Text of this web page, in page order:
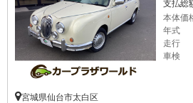
支払総
本体価
年式
走行
車検
宮城県仙台市太白区